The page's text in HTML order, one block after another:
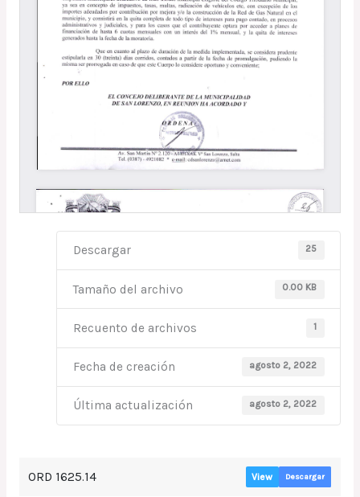
Descargar 25
Tamaño del archivo 0.00 KB
Recuento de archivos 1
Fecha de creación agosto 2, 2022
Última actualización agosto 2, 2022
ORD 1625.14 View Descargar